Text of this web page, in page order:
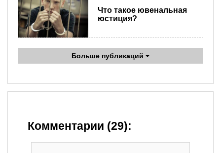
Что такое ювенальная
юстиция?
Больше публикаций
Комментарии (29):